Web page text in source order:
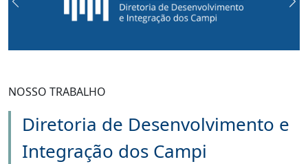
Previous
NOSSO TRABALHO
Diretoria de Desenvolvimento e
Integração dos Campi